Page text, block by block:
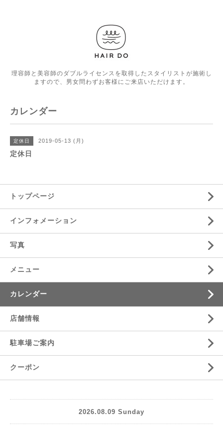
理容師と美容師のダブルライセンスを取得したスタイリストが施術し
ますので、男女問わずお客様にご来店いただけます。
カレンダー
定休日 2019-05-13 (月)
定休日
トップページ
インフォメーション
写真
メニュー
カレンダー
店舗情報
駐車場ご案内
クーポン
2026.08.09 Sunday